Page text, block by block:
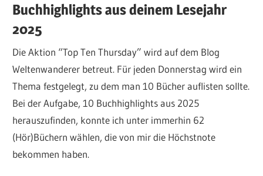
Buchhighlights aus deinem Lesejahr
2025
Die Aktion “Top Ten Thursday” wird auf dem Blog
Weltenwanderer betreut. Für jeden Donnerstag wird ein
Thema festgelegt, zu dem man 10 Bücher auflisten sollte.
Bei der Aufgabe, 10 Buchhighlights aus 2025
herauszufinden, konnte ich unter immerhin 62
(Hör)Büchern wählen, die von mir die Höchstnote
bekommen haben.